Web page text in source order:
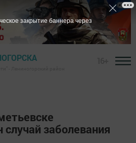
случай заболевания
закрытие баннера через